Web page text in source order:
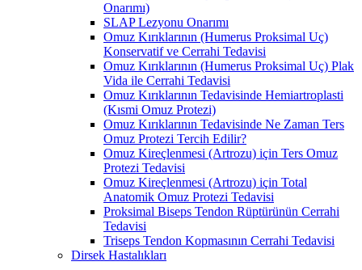
Onarımı)
SLAP Lezyonu Onarımı
Omuz Kırıklarının (Humerus Proksimal Uç)
Konservatif ve Cerrahi Tedavisi
Omuz Kırıklarının (Humerus Proksimal Uç) Plak
Vida ile Cerrahi Tedavisi
Omuz Kırıklarının Tedavisinde Hemiartroplasti
(Kısmi Omuz Protezi)
Omuz Kırıklarının Tedavisinde Ne Zaman Ters
Omuz Protezi Tercih Edilir?
Omuz Kireçlenmesi (Artrozu) için Ters Omuz
Protezi Tedavisi
Omuz Kireçlenmesi (Artrozu) için Total
Anatomik Omuz Protezi Tedavisi
Proksimal Biseps Tendon Rüptürünün Cerrahi
Tedavisi
Triseps Tendon Kopmasının Cerrahi Tedavisi
Dirsek Hastalıkları